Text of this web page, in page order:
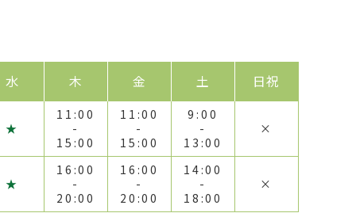
水 木 金 土 日祝
★
11:00
-
15:00
11:00
-
15:00
9:00
-
13:00
×
★
16:00
-
20:00
16:00
-
20:00
14:00
-
18:00
×